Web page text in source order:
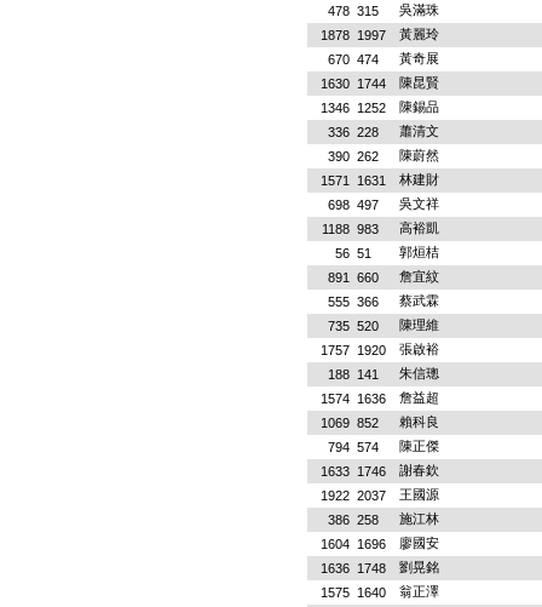
478 315
吳滿珠
1878
1997
黃麗玲
670 474
黃奇展
1630
1744
陳昆賢
1346
1252
陳錫品
336 228
蕭清文
390 262
陳蔚然
1571
1631
林建財
698 497
吳文祥
1188 983
高裕凱
56 51
郭烜桔
891
660
詹宜紋
555 366
蔡武霖
735 520
陳理維
1757
1920
張啟裕
188
141
朱信璁
1574
1636
詹益超
1069 852
賴科良
794 574
陳正傑
1633
1746
謝春欽
1922 2037
王國源
386 258
施江林
1604
1696
廖國安
1636
1748
劉晃銘
1575
1640
翁正澤